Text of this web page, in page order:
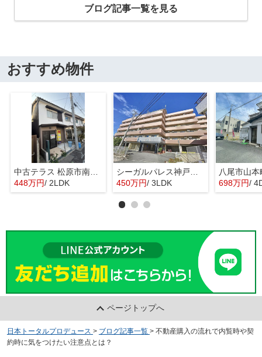
ブログ記事一覧を見る
おすすめ物件
中古テラス 松原市南新町1
448万円/ 2LDK
シーガルパレス神戸山の手
450万円/ 3LDK 698万円/
ページトップへ
日本トータルプロデュース > ブログ記事一覧 > 不動産購入の流れで内覧時や契
約時に気をつけたい注意点とは？